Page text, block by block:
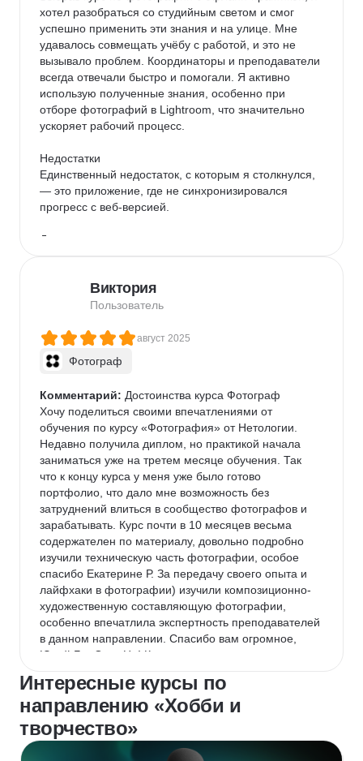
хотел разобраться со студийным светом и смог
успешно применить эти знания и на улице. Мне
удавалось совмещать учёбу с работой, и это не
вызывало проблем. Координаторы и преподаватели
всегда отвечали быстро и помогали. Я активно
использую полученные знания, особенно при
отборе фотографий в Lightroom, что значительно
ускоряет рабочий процесс.
Недостатки
Единственный недостаток, с которым я столкнулся,
— это приложение, где не синхронизировался
прогресс с веб-версией.
Другие впечатления
Виктория
Пользователь
август 2025
Фотограф
Комментарий: Достоинства курса Фотограф
Хочу поделиться своими впечатлениями от
обучения по курсу «Фотография» от Нетологии.
Недавно получила диплом, но практикой начала
заниматься уже на третем месяце обучения. Так
что к концу курса у меня уже было готово
портфолио, что дало мне возможность без
затруднений влиться в сообщество фотографов и
зарабатывать. Курс почти в 10 месяцев весьма
содержателен по материалу, довольно подробно
изучили техническую часть фотографии, особое
спасибо Екатерине Р. За передачу своего опыта и
лайфхаки в фотографии) изучили композиционно-
художественную составляющую фотографии,
особенно впечатлила экспертность преподавателей
в данном направлении. Спасибо вам огромное,
Юрий Б. , Олег Ц. ! К каждому практическому
выполнению, что позволяет без труда
попрактиковать навыки именно в фотографии и не
тратить много времени на выяснение других
вопросов. Курс оказался полезен не только вам
фотографии, но и в маркетинге, в правильной
Интересные курсы по
направлению «Хобби и
творчество»